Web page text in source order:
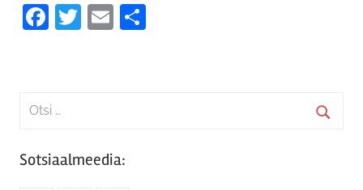
Facebook
Twitter
Email
Search
Sotsiaalmeedia: